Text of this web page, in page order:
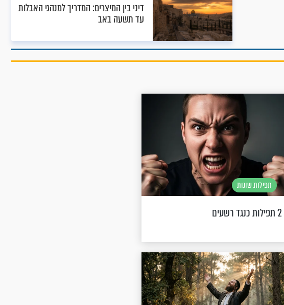
דיני בין המיצרים: המדריך למנהגי האבלות
עד תשעה באב
תפילות שונות
2 תפילות כנגד רשעים